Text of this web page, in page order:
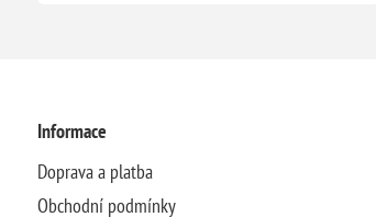
Informace
Doprava a platba
Obchodní podmínky